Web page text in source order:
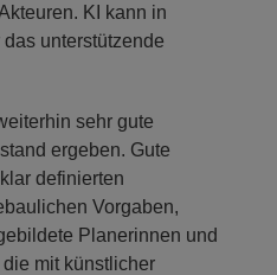
KI kann in
unterstützende
sehr gute
ergeben. Gute
definierten
Vorgaben,
Planerinnen und
mit künstlicher